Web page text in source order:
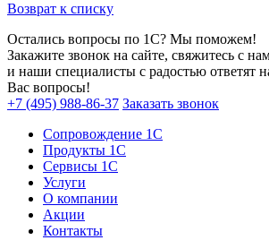
Возврат к списку
Остались вопросы по 1С? Мы поможем!
Закажите звонок на сайте, свяжитесь с
и наши специалисты с радостью ответят
Вас вопросы!
+7 (495) 988-86-37 Заказать звонок
Сопровождение 1С
Продукты 1С
Сервисы 1С
Услуги
О компании
Акции
Контакты